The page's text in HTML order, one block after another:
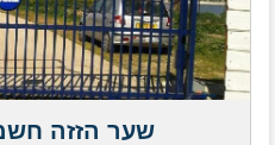
שער הזזה